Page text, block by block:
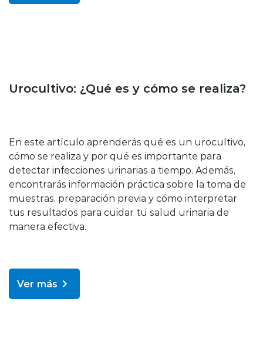
Urocultivo: ¿Qué es y cómo se realiza?
En este artículo aprenderás qué es un urocultivo,
cómo se realiza y por qué es importante para
detectar infecciones urinarias a tiempo. Además,
encontrarás información práctica sobre la toma de
muestras, preparación previa y cómo interpretar
tus resultados para cuidar tu salud urinaria de
manera efectiva.
Ver más